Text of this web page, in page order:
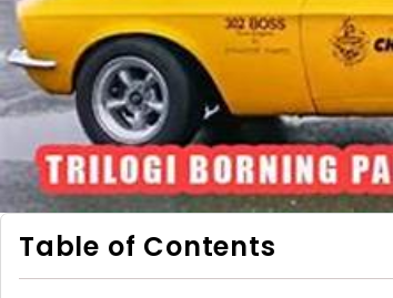
Table of Contents